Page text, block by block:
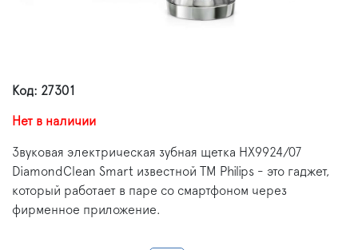
Код: 27301
Нет в наличии
Звуковая электрическая зубная щетка HX9924/07
DiamondClean Smart известной ТМ Philips - это гаджет,
который работает в паре со смартфоном через
фирменное приложение.